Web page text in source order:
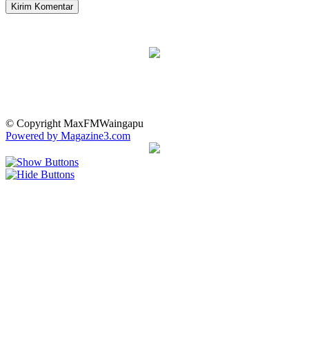
© Copyright MaxFMWaingapu
Powered by Magazine3.com